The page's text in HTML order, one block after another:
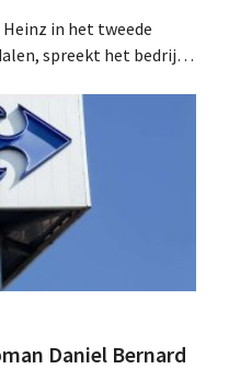
in het tweede
spreekt het bedrijf
en de
Daniel Bernard